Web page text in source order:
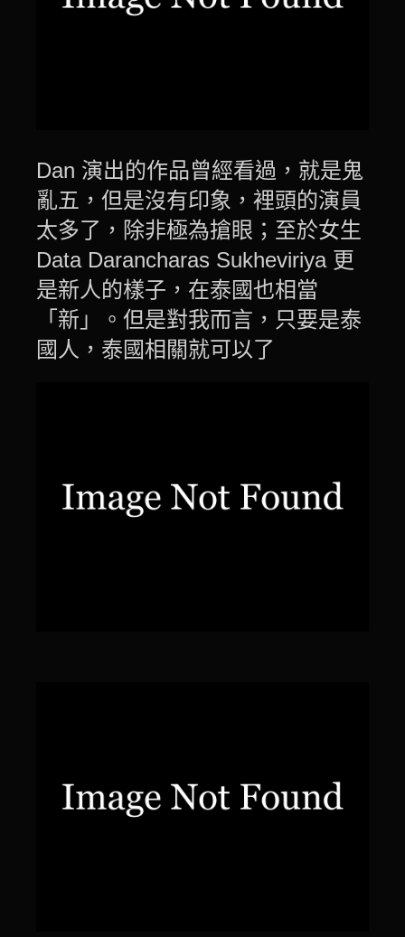
Dan 演出的作品曾經看過，就是鬼
亂五，但是沒有印象，裡頭的演員
太多了，除非極為搶眼；至於女生
Data Darancharas Sukheviriya 更
是新人的樣子，在泰國也相當
「新」。但是對我而言，只要是泰
國人，泰國相關就可以了